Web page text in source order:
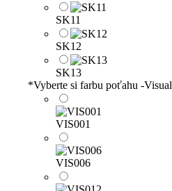
SK11
SK12
SK13
*Vyberte si farbu poťahu -Visual
VIS001
VIS006